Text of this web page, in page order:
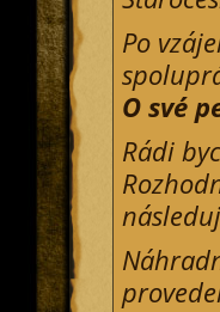
Po
O své
Rádi